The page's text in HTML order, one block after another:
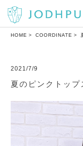
HOME COORDINATE
2021/7/9
夏のピンクトッ